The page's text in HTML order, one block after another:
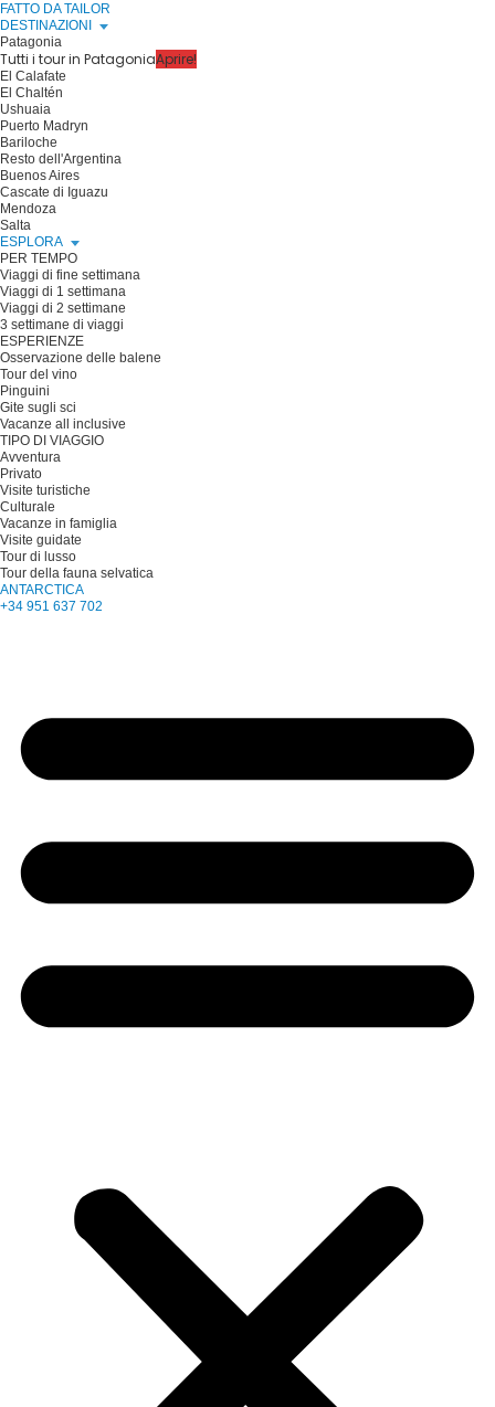
FATTO DA TAILOR
DESTINAZIONI
Patagonia
Tutti i tour in PatagoniaAprire!
El Calafate
El Chaltén
Ushuaia
Puerto Madryn
Bariloche
Resto dell'Argentina
Buenos Aires
Cascate di Iguazu
Mendoza
Salta
ESPLORA
PER TEMPO
Viaggi di fine settimana
Viaggi di 1 settimana
Viaggi di 2 settimane
3 settimane di viaggi
ESPERIENZE
Osservazione delle balene
Tour del vino
Pinguini
Gite sugli sci
Vacanze all inclusive
TIPO DI VIAGGIO
Avventura
Privato
Visite turistiche
Culturale
Vacanze in famiglia
Visite guidate
Tour di lusso
Tour della fauna selvatica
ANTARCTICA
+34 951 637 702